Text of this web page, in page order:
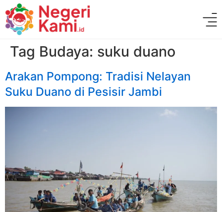
Tag Budaya: suku duano
Arakan Pompong: Tradisi Nelayan
Suku Duano di Pesisir Jambi